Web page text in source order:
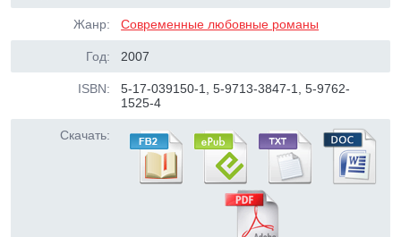
Жанр: Современные любовные романы
Год: 2007
ISBN:
5-17-039150-1, 5-9713-3847-1, 5-9762-
1525-4
Скачать: